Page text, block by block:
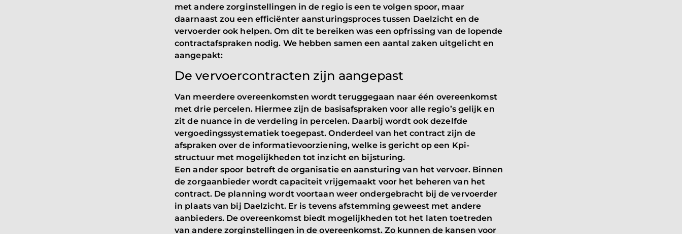
met andere zorginstellingen in de regio is een te volgen spoor, maar
daarnaast zou een efficiënter aansturingsproces tussen Daelzicht en de
vervoerder ook helpen. Om dit te bereiken was een opfrissing van de lopende
contractafspraken nodig. We hebben samen een aantal zaken uitgelicht en
aangepakt:
De vervoercontracten zijn aangepast
Van meerdere overeenkomsten wordt teruggegaan naar één overeenkomst
met drie percelen. Hiermee zijn de basisafspraken voor alle regio’s gelijk en
zit de nuance in de verdeling in percelen. Daarbij wordt ook dezelfde
vergoedingssystematiek toegepast. Onderdeel van het contract zijn de
afspraken over de informatievoorziening, welke is gericht op een Kpi-
structuur met mogelijkheden tot inzicht en bijsturing.
Een ander spoor betreft de organisatie en aansturing van het vervoer. Binnen
de zorgaanbieder wordt capaciteit vrijgemaakt voor het beheren van het
contract. De planning wordt voortaan weer ondergebracht bij de vervoerder
in plaats van bij Daelzicht. Er is tevens afstemming geweest met andere
aanbieders. De overeenkomst biedt mogelijkheden tot het laten toetreden
van andere zorginstellingen in de overeenkomst. Zo kunnen de kansen voor